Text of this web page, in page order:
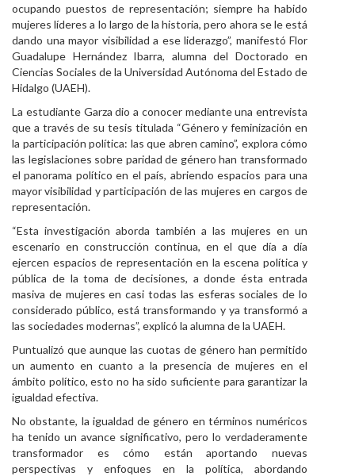
ocupando puestos de representación; siempre ha habido
mujeres líderes a lo largo de la historia, pero ahora se le está
dando una mayor visibilidad a ese liderazgo”, manifestó Flor
Guadalupe Hernández Ibarra, alumna del Doctorado en
Ciencias Sociales de la Universidad Autónoma del Estado de
Hidalgo (UAEH).
La estudiante Garza dio a conocer mediante una entrevista
que a través de su tesis titulada “Género y feminización en
la participación política: las que abren camino”, explora cómo
las legislaciones sobre paridad de género han transformado
el panorama político en el país, abriendo espacios para una
mayor visibilidad y participación de las mujeres en cargos de
representación.
“Esta investigación aborda también a las mujeres en un
escenario en construcción continua, en el que día a día
ejercen espacios de representación en la escena política y
pública de la toma de decisiones, a donde ésta entrada
masiva de mujeres en casi todas las esferas sociales de lo
considerado público, está transformando y ya transformó a
las sociedades modernas”, explicó la alumna de la UAEH.
Puntualizó que aunque las cuotas de género han permitido
un aumento en cuanto a la presencia de mujeres en el
ámbito político, esto no ha sido suficiente para garantizar la
igualdad efectiva.
No obstante, la igualdad de género en términos numéricos
ha tenido un avance significativo, pero lo verdaderamente
transformador es cómo están aportando nuevas
perspectivas y enfoques en la política, abordando